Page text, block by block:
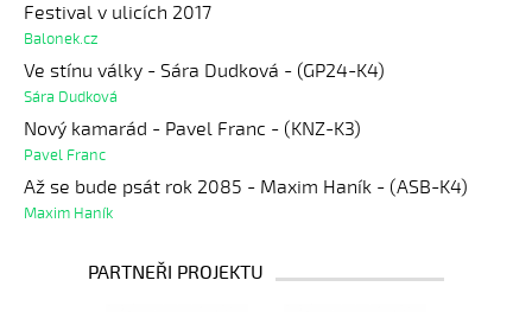
Festival v ulicích 2017
Balonek.cz
Ve stínu války - Sára Dudková - (GP24-K4)
Sára Dudková
Nový kamarád - Pavel Franc - (KNZ-K3)
Pavel Franc
Až se bude psát rok 2085 - Maxim Haník - (ASB-K4)
Maxim Haník
PARTNEŘI PROJEKTU